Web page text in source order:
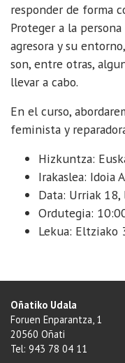
un
espacio
de
reflexión
formación.
responder de forma
Proteger a la
agresora y su
son, entre otras,
llevar a cabo.
En el curso,
feminista y
Hizkuntza:
Irakaslea: Idoia
Data: Urriak
Ordutegia:
Lekua: Eltziako
Oñatiko Udala
Foruen Enparantza, 1
20560 Oñati
Tel: 943 78 04 11